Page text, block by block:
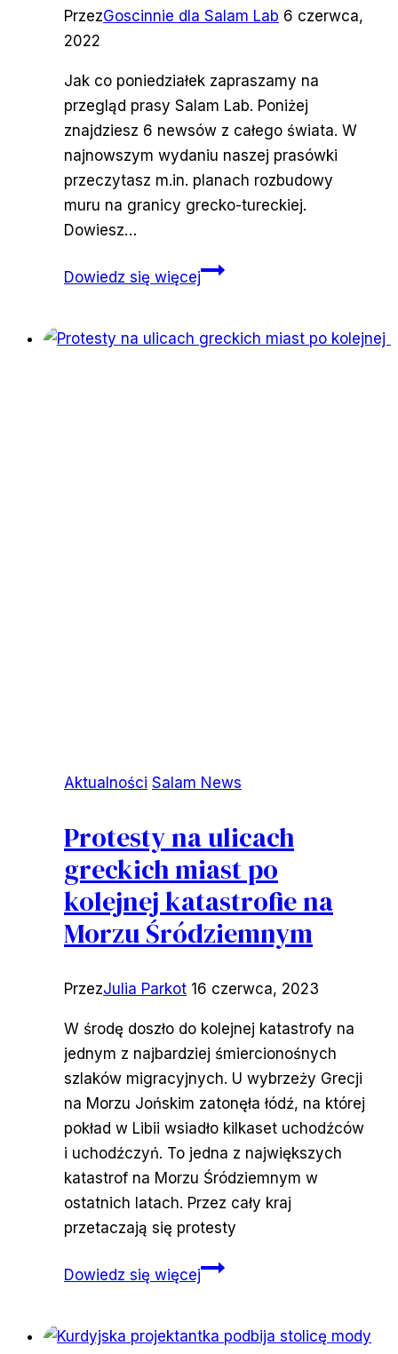
PrzezGoscinnie dla Salam Lab 6 czerwca,
2022
Jak co poniedziałek zapraszamy na
przegląd prasy Salam Lab. Poniżej
znajdziesz 6 newsów z całego świata. W
najnowszym wydaniu naszej prasówki
przeczytasz m.in. planach rozbudowy
muru na granicy grecko-tureckiej.
Dowiesz…
Dowiedz się więcejPrasówka
Aktualności Salam News
Protesty na ulicach
greckich miast po
kolejnej katastrofie na
Morzu Śródziemnym
PrzezJulia Parkot 16 czerwca, 2023
W środę doszło do kolejnej katastrofy na
jednym z najbardziej śmiercionośnych
szlaków migracyjnych. U wybrzeży Grecji
na Morzu Jońskim zatonęła łódź, na której
pokład w Libii wsiadło kilkaset uchodźców
i uchodźczyń. To jedna z największych
katastrof na Morzu Śródziemnym w
ostatnich latach. Przez cały kraj
przetaczają się protesty
Dowiedz się więcejProtesty
greckich